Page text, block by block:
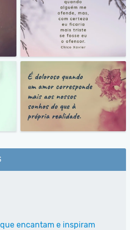
encantam e inspiram